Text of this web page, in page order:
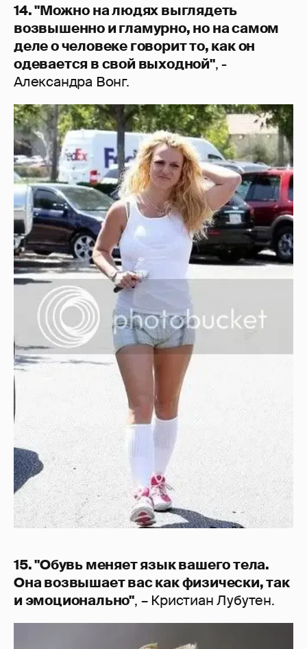
14. "Можно на людях выглядеть
возвышенно и гламурно, но на самом
деле о человеке говорит то, как он
одевается в свой выходной", -
Александра Вонг.
15. "Обувь меняет язык вашего тела.
Она возвышает вас как физически, так
и эмоционально", – Кристиан Лубутен.